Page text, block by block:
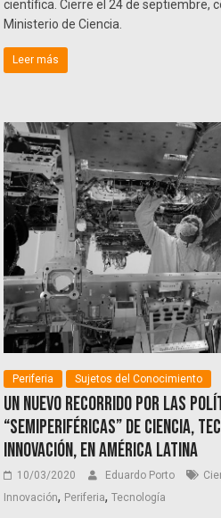
científica. Cierre el 24 de septiembre,
Ministerio de Ciencia.
Leer más
Periferia Sujetos del Conocimiento
Un nuevo recorrido por las
“semiperiféricas” de ciencia,
innovación, en América Latina
10/03/2020 Eduardo Porto
Innovación, Periferia,Tecnología